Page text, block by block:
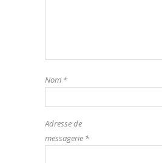
Nom *
Adresse de
messagerie *